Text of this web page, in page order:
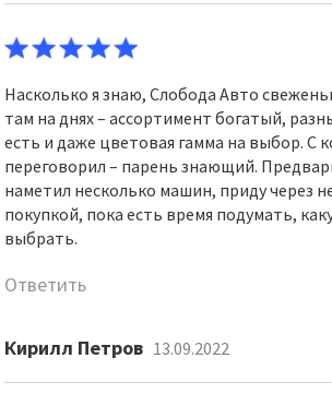
Насколько я знаю, Слобода Авто
там на днях – ассортимент богатый,
есть и даже цветовая гамма на выбор. С
переговорил – парень знающий.
наметил несколько машин, приду через
покупкой, пока есть время подумать,
выбрать.
Ответить
Кирилл Петров 13.09.2022